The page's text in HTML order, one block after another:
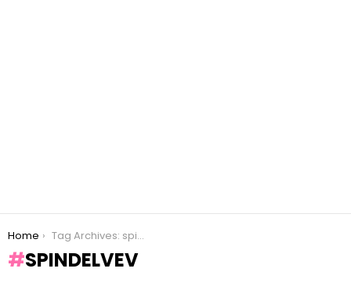
You are here:
Home Tag Archives: spindelvev
SPINDELVEV